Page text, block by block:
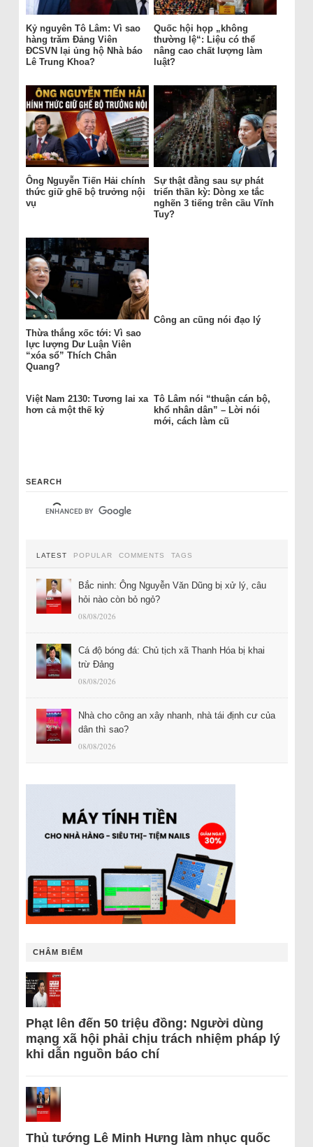
Kỷ nguyên Tô Lâm: Vì sao
hàng trăm Đảng Viên
ĐCSVN lại ủng hộ Nhà báo
Lê Trung Khoa?
Quốc hội họp „không
thường lệ“: Liệu có thể
nâng cao chất lượng làm
luật?
Ông Nguyễn Tiến Hải chính
thức giữ ghế bộ trưởng nội
vụ
Sự thật đằng sau sự phát
triển thần kỳ: Dòng xe tắc
nghẽn 3 tiếng trên cầu Vĩnh
Tuy?
Thừa thắng xốc tới: Vì sao
lực lượng Dư Luận Viên
“xóa sổ” Thích Chân
Quang?
Công an cũng nói đạo lý
Việt Nam 2130: Tương lai xa
hơn cả một thế kỷ
Tô Lâm nói “thuận cán bộ,
khổ nhân dân” – Lời nói
mới, cách làm cũ
SEARCH
LATEST POPULAR COMMENTS TAGS
Bắc ninh: Ông Nguyễn Văn Dũng bị xử lý, câu
hỏi nào còn bỏ ngỏ?
08/08/2026
Cá độ bóng đá: Chủ tịch xã Thanh Hóa bị khai
trừ Đảng
08/08/2026
Nhà cho công an xây nhanh, nhà tái định cư của
dân thì sao?
08/08/2026
CHÂM BIẾM
Phạt lên đến 50 triệu đồng: Người dùng
mạng xã hội phải chịu trách nhiệm pháp lý
khi dẫn nguồn báo chí
Thủ tướng Lê Minh Hưng làm nhục quốc